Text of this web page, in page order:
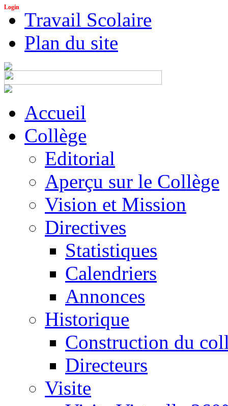
Login
Travail Scolaire
Plan du site
Accueil
Collège
Editorial
Aperçu sur le Collège
Vision et Mission
Directives
Statistiques
Calendriers
Annonces
Historique
Construction du
Directeurs
Visite